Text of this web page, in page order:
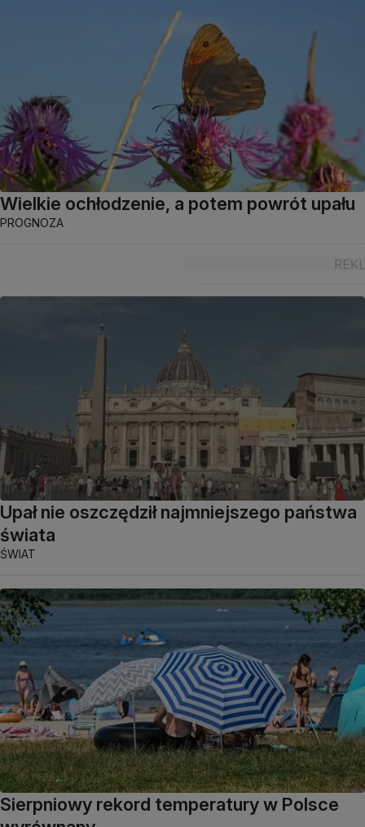
Wielkie ochłodzenie, a potem powrót upału
PROGNOZA
Upał nie oszczędził najmniejszego państwa
świata
ŚWIAT
Sierpniowy rekord temperatury w Polsce